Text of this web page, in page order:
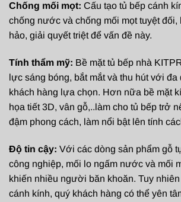
Chống mối mọt: Cấu tạo tủ bếp cánh
chống nước và chống mối mọt tuyệt đối,
hảo, giải quyết triệt để vấn đề này.
Tính thẩm mỹ: Bề mặt tủ bếp nhà
lực sáng bóng, bắt mắt và thu hút với đa
khách hàng lựa chọn. Hơn nữa bề mặt
họa tiết 3D, vân gỗ,..làm cho tủ bếp trở
đậm phong cách, làm nổi bật lên tính
Độ tin cậy: Với các dòng sản phẩm gỗ
công nghiệp, mối lo ngấm nước và mối
khiến nhiều người băn khoăn. Tuy
cánh kính, quý khách hàng có thể yên